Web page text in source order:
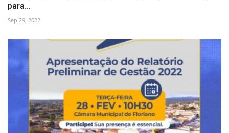
para...
Sep 29, 2022